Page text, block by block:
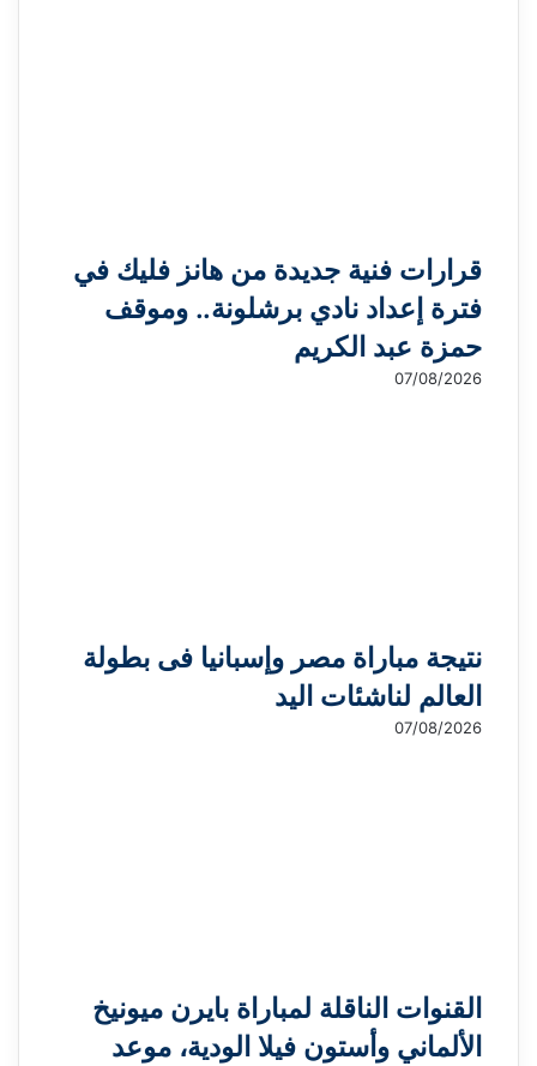
قرارات فنية جديدة من هانز فليك في
فترة إعداد نادي برشلونة.. وموقف
حمزة عبد الكريم
07/08/2026
نتيجة مباراة مصر وإسبانيا فى بطولة
العالم لناشئات اليد
07/08/2026
القنوات الناقلة لمباراة بايرن ميونيخ
الألماني وأستون فيلا الودية، موعد